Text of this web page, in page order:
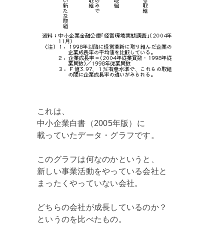
これは、
中小企業白書（2005年版）に
載っていたデータ・グラフです。
このグラフは何なのかというと、
新しい事業活動をやっている会社と
まったくやっていない会社。
どちらの会社が成長しているのか？
というのを比べたもの。